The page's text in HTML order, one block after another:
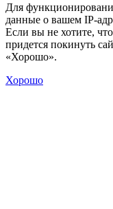
Для
данные о вашем IP-
Если вы не хотите,
придется покинуть
«Хорошо».
Хорошо